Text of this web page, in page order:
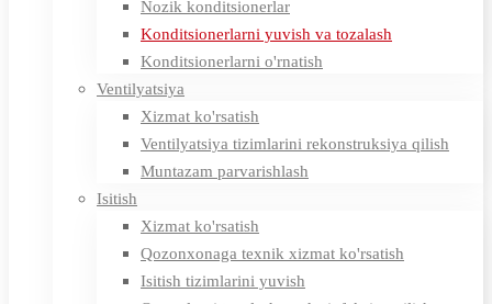
Nozik konditsionerlar
Konditsionerlarni yuvish va tozalash
Konditsionerlarni o'rnatish
Ventilyatsiya
Xizmat ko'rsatish
Ventilyatsiya tizimlarini rekonstruksiya qilish
Muntazam parvarishlash
Isitish
Xizmat ko'rsatish
Qozonxonaga texnik xizmat ko'rsatish
Isitish tizimlarini yuvish